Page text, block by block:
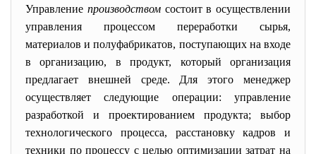
Управление производством состоит в осуществлении
управления процессом переработки сырья,
материалов и полуфабрикатов, поступающих на входе
в организацию, в продукт, который организация
предлагает внешней среде. Для этого менеджер
осуществляет следующие операции: управление
разработкой и проектированием продукта; выбор
технологического процесса, расстановку кадров и
техники по процессу с целью оптимизации затрат на